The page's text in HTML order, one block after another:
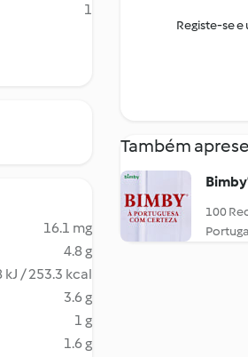
1
16.1 mg
4.8 g
kJ / 253.3 kcal
3.6 g
1 g
1.6 g
Registe-se
Também
100